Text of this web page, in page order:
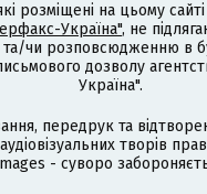
розміщені на цьому
Україна", не
та/чи розповсюдженню в
дозволу
Україна".
передрук та
творів
- суворо